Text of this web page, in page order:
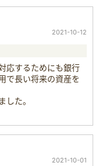
2021-10-12
応するためにも銀行
で長い将来の資産を
した。
2021-10-01